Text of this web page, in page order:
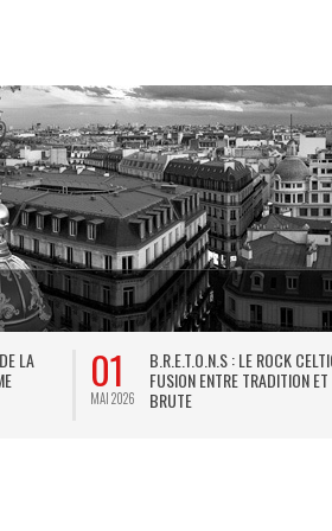
DE
DE
31
MAI 2026
LES MÂCHONNES DE PARIS :
GOURMANDISE AU FÉMININ